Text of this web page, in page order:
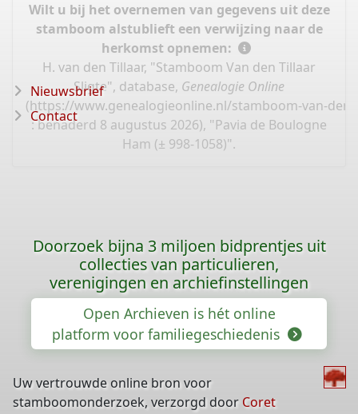
Wilt u bij het overnemen van gegevens uit deze
stamboom alstublieft een verwijzing naar de
herkomst opnemen:
H. van den Tillaar, "Stamboom Van den Tillaar
Sligte", database, Genealogie Online
(https://www.genealogieonline.nl/stamboom-van-
: benaderd 8 augustus 2026), "Pavia de Boulogne
Ham (± 998-1058)".
Nieuwsbrief
Contact
Doorzoek bijna 3 miljoen bidprentjes uit
collecties van particulieren,
verenigingen en archiefinstellingen
Open Archieven is hét online
platform voor familiegeschiedenis
Uw vertrouwde online bron voor
stamboomonderzoek, verzorgd door Coret